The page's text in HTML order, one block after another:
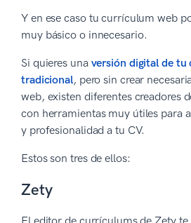
Y en ese caso tu currículum web
muy básico o innecesario.
Si quieres una versión digital de tu
tradicional, pero sin crear
web, existen diferentes creadores
con herramientas muy útiles para
y profesionalidad a tu CV.
Estos son tres de ellos:
Zety